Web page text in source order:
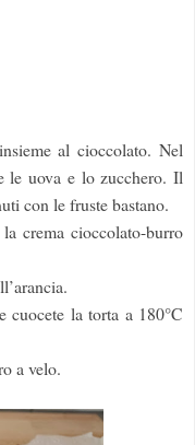
al cioccolato. Nel
le uova e lo zucchero. Il
con le fruste bastano.
crema cioccolato-burro
cuocete la torta a 180°C
a velo.